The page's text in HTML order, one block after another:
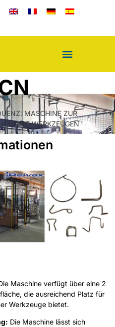
MASCHINE ZUR
MIT WERKZEUGEN
Maschine verfügt über eine 2
die ausreichend Platz für
Werkzeuge bietet.
Die Maschine lässt sich